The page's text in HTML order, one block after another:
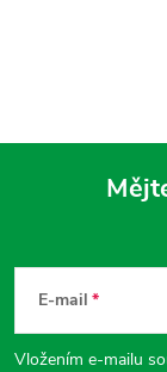
E-mail
Vložením e-mailu